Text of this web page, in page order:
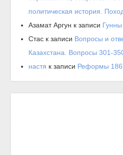
политическая история.
Азамат Аргун к записи Гунны
Стас к записи Вопросы и
Казахстана. Вопросы 301-
настя к записи Реформы